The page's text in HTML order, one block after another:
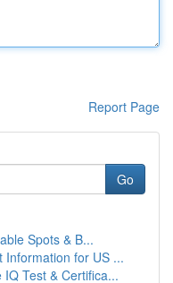
Report Page
Go
Spots & B...
Information for US ...
Test & Certifica...